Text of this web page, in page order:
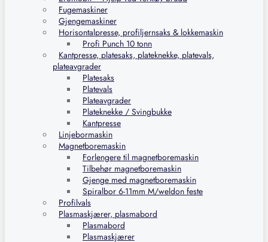
Fugemaskiner
Gjengemaskiner
Horisontalpresse, profiljernsaks & lokkemaskin
Profi Punch 10 tonn
Kantpresse, platesaks, plateknekke, platevals,
plateavgrader
Platesaks
Platevals
Plateavgrader
Plateknekke / Svingbukke
Kantpresse
Linjebormaskin
Magnetboremaskin
Forlengere til magnetboremaskin
Tilbehør magnetboremaskin
Gjenge med magnetboremaskin
Spiralbor 6-11mm M/weldon feste
Profilvals
Plasmaskjærer, plasmabord
Plasmabord
Plasmaskjærer